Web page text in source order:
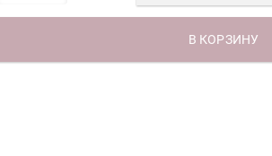
& NIGHT CREAM
В КОРЗИНУ